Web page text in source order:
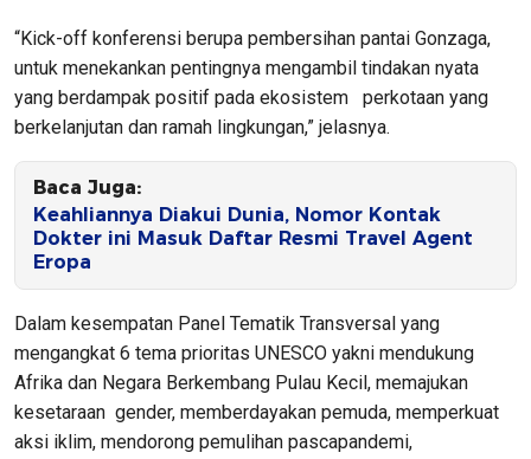
“Kick-off konferensi berupa pembersihan pantai Gonzaga,
untuk menekankan pentingnya mengambil tindakan nyata
yang berdampak positif pada ekosistem perkotaan yang
berkelanjutan dan ramah lingkungan,” jelasnya.
Baca Juga:
Keahliannya Diakui Dunia, Nomor Kontak
Dokter ini Masuk Daftar Resmi Travel Agent
Eropa
Dalam kesempatan Panel Tematik Transversal yang
mengangkat 6 tema prioritas UNESCO yakni mendukung
Afrika dan Negara Berkembang Pulau Kecil, memajukan
kesetaraan gender, memberdayakan pemuda, memperkuat
aksi iklim, mendorong pemulihan pascapandemi,